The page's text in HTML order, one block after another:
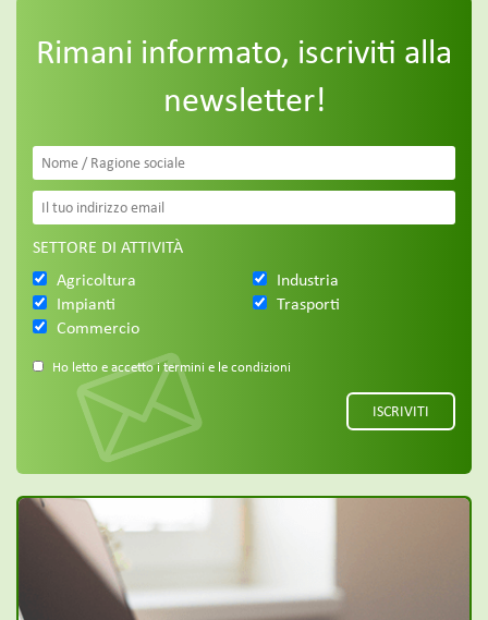
Rimani informato, iscriviti alla
newsletter!
SETTORE DI ATTIVITÀ
Agricoltura
Impianti
Commercio
Industria
Trasporti
Ho letto e accetto i termini e le condizioni